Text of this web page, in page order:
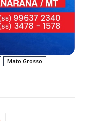
Mato Grosso